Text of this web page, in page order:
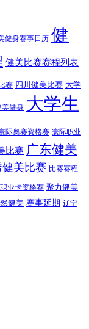
健身赛事日历 健
健美比赛赛程列表
赛 四川健美比赛 大学
美健身 大学生
际奥赛资格赛 寰际职业
比赛 广东健美
健美比赛 比赛赛程
职业卡资格赛 聚力健美
健美 赛事延期 辽宁